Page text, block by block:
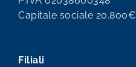
Capitale sociale 20.800€
Filiali